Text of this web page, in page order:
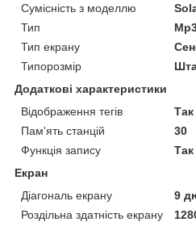
Сумісність з моделлю
Тип
Тип екрану
Типорозмір
Додаткові характеристики
Відображення тегів
Так
Пам'ять станцій
30
Функція запису
Так
Екран
Діагональ екрану
9
Роздільна здатність екрану